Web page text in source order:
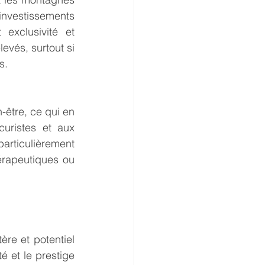
exclusivité et
surtout si
être, ce qui en
et aux
ou
et potentiel
et le prestige